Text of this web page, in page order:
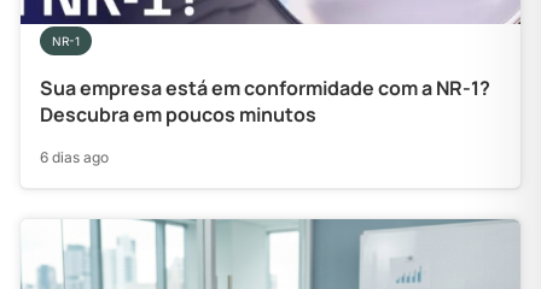
NR-1
Sua empresa está em conformidade com a NR-1?
Descubra em poucos minutos
6 dias ago